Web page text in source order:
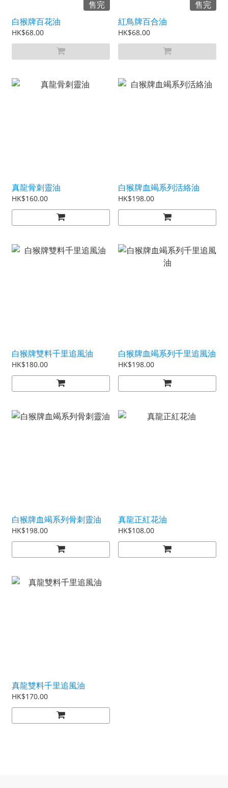
售完
白猴牌百花油
HK$68.00
售完
紅鳥牌百合油
HK$68.00
真龍骨刺靈油
HK$160.00
白猴牌血竭系列活絡油
HK$198.00
白猴牌雙料千里追風油
HK$180.00
白猴牌血竭系列千里追風油
HK$198.00
白猴牌血竭系列骨刺靈油
HK$198.00
真龍正紅花油
HK$108.00
真龍雙料千里追風油
HK$170.00